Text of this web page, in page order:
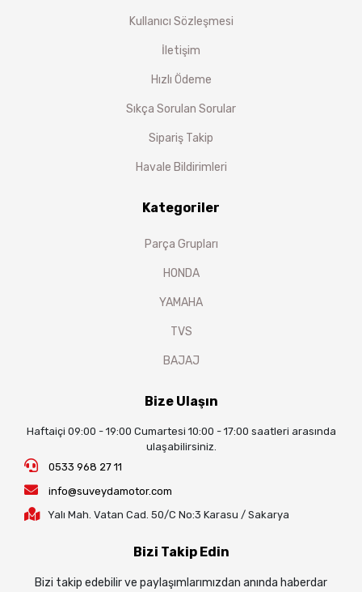
Kullanıcı Sözleşmesi
İletişim
Hızlı Ödeme
Sıkça Sorulan Sorular
Sipariş Takip
Havale Bildirimleri
Kategoriler
Parça Grupları
HONDA
YAMAHA
TVS
BAJAJ
Bize Ulaşın
Haftaiçi 09:00 - 19:00 Cumartesi 10:00 - 17:00 saatleri arasında
ulaşabilirsiniz.
0533 968 27 11
info@suveydamotor.com
Yalı Mah. Vatan Cad. 50/C No:3 Karasu / Sakarya
Bizi Takip Edin
Bizi takip edebilir ve paylaşımlarımızdan anında haberdar